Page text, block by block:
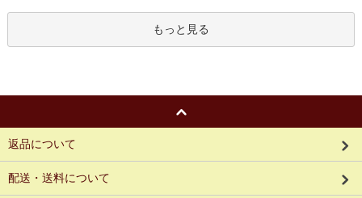
もっと見る
返品について
配送・送料について